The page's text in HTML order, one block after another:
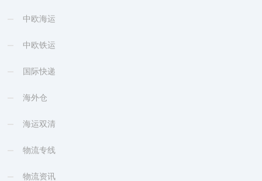
中欧海运
中欧铁运
国际快递
海外仓
海运双清
物流专线
物流资讯